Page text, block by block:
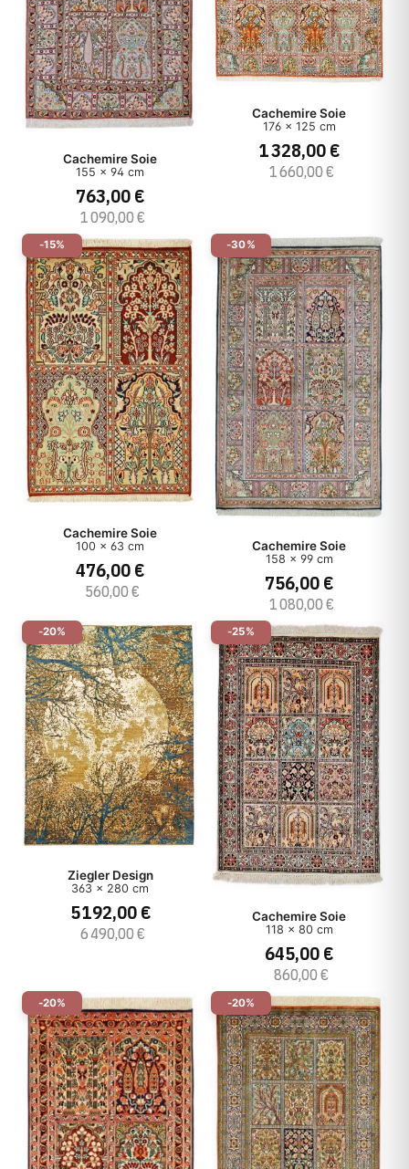
Cachemire Soie
155 x 94 cm
763,00 €
1 090,00 €
Cachemire Soie
176 x 125 cm
1 328,00 €
1 660,00 €
-15%
Cachemire Soie
100 x 63 cm
476,00 €
560,00 €
-30%
Cachemire Soie
158 x 99 cm
756,00 €
1 080,00 €
-20%
Ziegler Design
363 x 280 cm
5 192,00 €
6 490,00 €
-25%
Cachemire Soie
118 x 80 cm
645,00 €
860,00 €
-20% -20%